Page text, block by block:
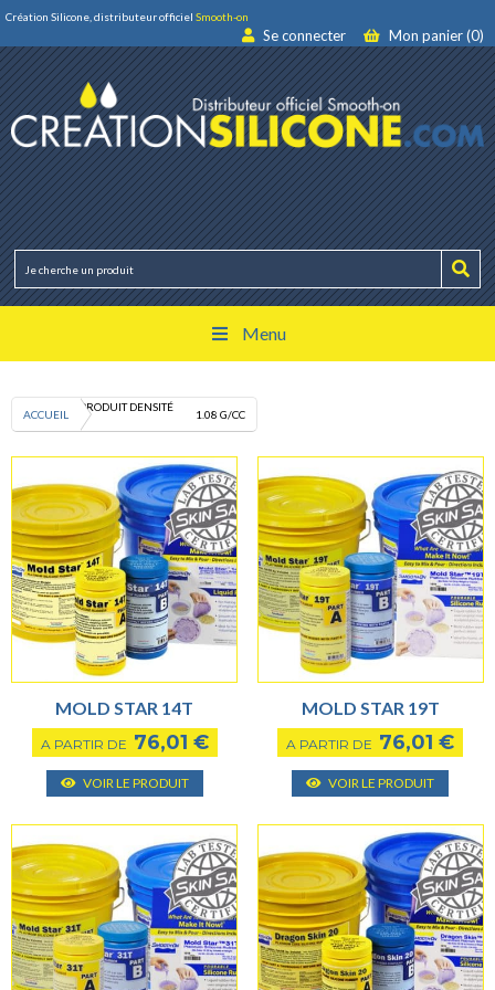
Création Silicone, distributeur officiel Smooth-on
Se connecter Mon panier (0)
Menu
ACCUEIL
PRODUIT DENSITÉ
1.08 G/CC
MOLD STAR 14T
A PARTIR DE 76,01 €
VOIR LE PRODUIT
Ce
produit
a
plusieurs
variantes.
Les
options
peuvent
MOLD STAR 19T
A PARTIR DE 76,01€
VOIR LE PRODUIT
Ce
a
Les